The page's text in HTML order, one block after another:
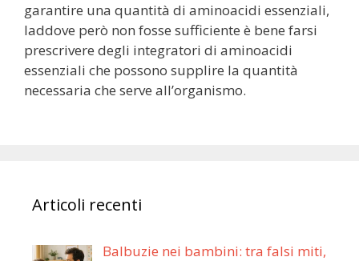
garantire una quantità di aminoacidi essenziali,
laddove però non fosse sufficiente è bene farsi
prescrivere degli integratori di aminoacidi
essenziali che possono supplire la quantità
necessaria che serve all’organismo.
Articoli recenti
Balbuzie nei bambini: tra falsi miti,